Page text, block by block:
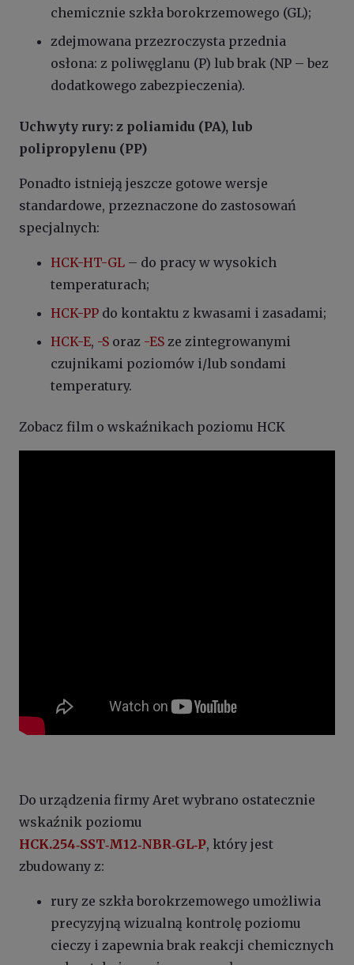
chemicznie szkła borokrzemowego (GL);
zdejmowana przezroczysta przednia
osłona: z poliwęglanu (P) lub brak (NP – bez
dodatkowego zabezpieczenia).
Uchwyty rury: z poliamidu (PA), lub
polipropylenu (PP)
Ponadto istnieją jeszcze gotowe wersje
standardowe, przeznaczone do zastosowań
specjalnych:
HCK-HT-GL – do pracy w wysokich
temperaturach;
HCK-PP do kontaktu z kwasami i zasadami;
HCK-E, -S oraz -ES ze zintegrowanymi
czujnikami poziomów i/lub sondami
temperatury.
Zobacz film o wskaźnikach poziomu HCK
Do urządzenia firmy Aret wybrano ostatecznie
wskaźnik poziomu
HCK.254‑SST‑M12‑NBR‑GL‑P, który jest
zbudowany z:
rury ze szkła borokrzemowego umożliwia
precyzyjną wizualną kontrolę poziomu
cieczy i zapewnia brak reakcji chemicznych